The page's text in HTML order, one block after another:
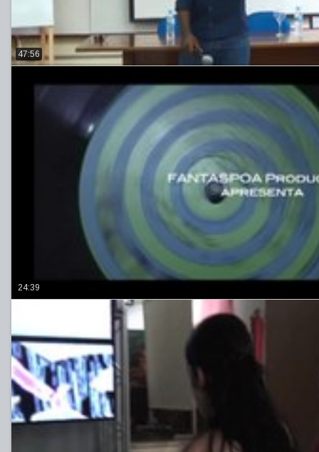
47:56
24:39